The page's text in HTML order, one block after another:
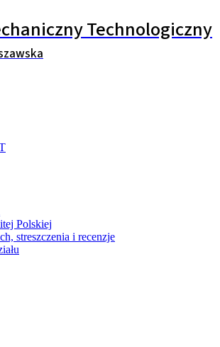
Technologiczny
Polskiej
streszczenia i recenzje